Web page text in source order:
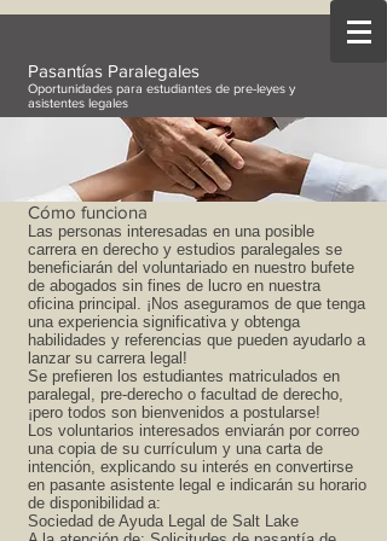
Pasantías Paralegales
Oportunidades para estudiantes de pre-leyes y
asistentes legales
Las personas interesadas en una posible
carrera en derecho y estudios paralegales se
beneficiarán del voluntariado en nuestro bufete
de abogados sin fines de lucro en nuestra
oficina principal. ¡Nos aseguramos de que tenga
una experiencia significativa y obtenga
habilidades y referencias que pueden ayudarlo a
lanzar su carrera legal!
Se prefieren los estudiantes matriculados en
paralegal, pre-derecho o facultad de derecho,
¡pero todos son bienvenidos a postularse!
Los voluntarios interesados ​​enviarán por correo
una copia de su currículum y una carta de
intención, explicando su interés en convertirse
en pasante asistente legal e indicarán su horario
de disponibilidad a:
Sociedad de Ayuda Legal de Salt Lake
Cómo funciona